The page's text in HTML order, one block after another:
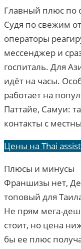
Главный плюс по
Судя по свежим
операторы
мессенджер и
госпиталь. Для
идёт на часы.
работает на
Паттайе, Самуи:
контакты с
Цены на Thai
Плюсы и минусы
Франшизы нет,
топовый для
Не прям мега-
стоит, но цена
бы ее плюс